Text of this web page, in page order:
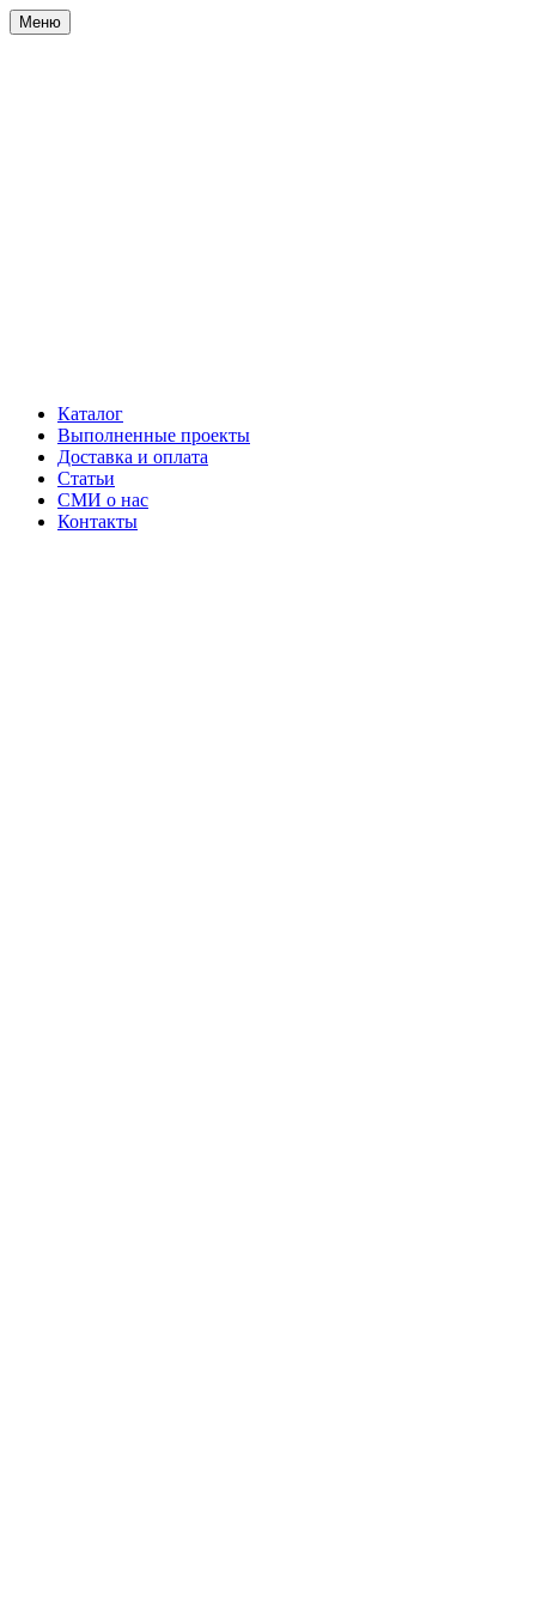
Меню
Каталог
Выполненные проекты
Доставка и оплата
Статьи
СМИ о нас
Контакты